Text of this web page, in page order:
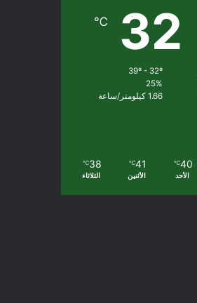
32
℃
39º - 32º
25%
1.66 كيلومتر/ساعة
40
℃
الأحد
41
℃
الأثنين
38
℃
الثلاثاء